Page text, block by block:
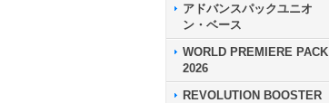
アドバンスパックユニオ
ン・ベース
WORLD PREMIERE PACK
2026
REVOLUTION BOOSTER